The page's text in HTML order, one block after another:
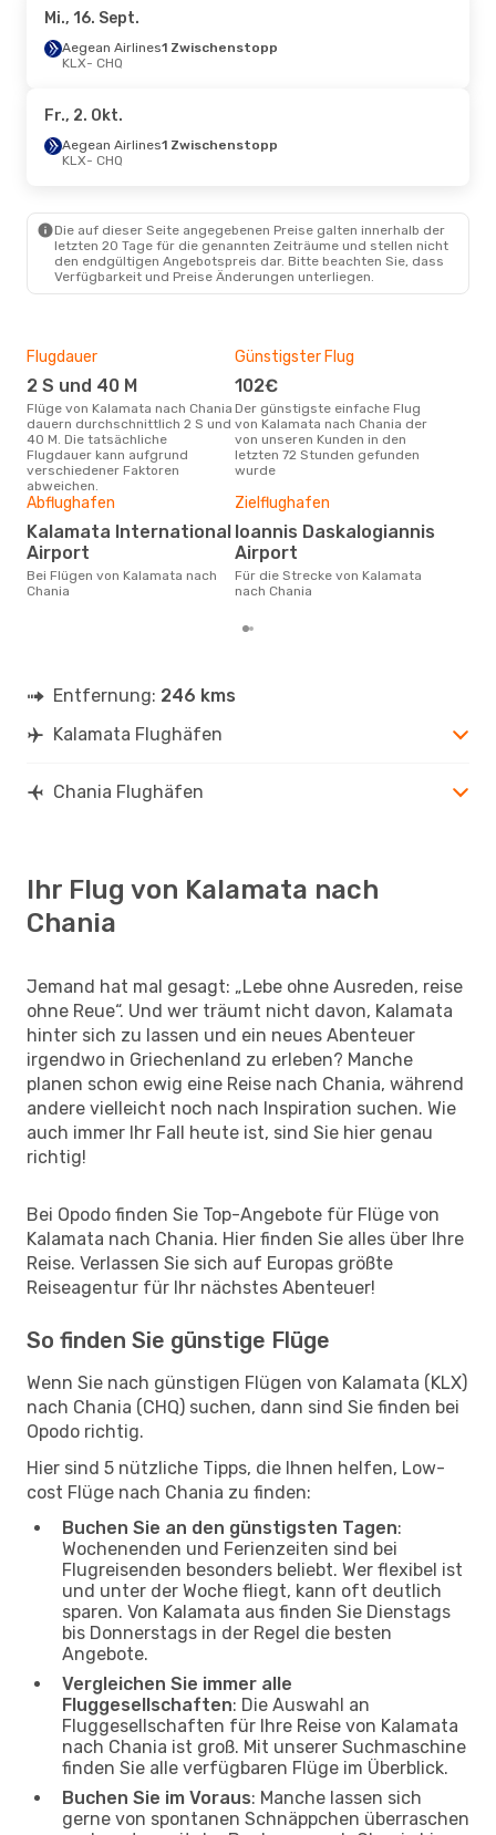
CHQ- KLX
Mi., 16. Sept.
Aegean Airlines1 Zwischenstopp
KLX- CHQ
Fr., 2. Okt.
Aegean Airlines1 Zwischenstopp
KLX- CHQ
Die auf dieser Seite angegebenen Preise galten innerhalb der
letzten 20 Tage für die genannten Zeiträume und stellen nicht
den endgültigen Angebotspreis dar. Bitte beachten Sie, dass
Verfügbarkeit und Preise Änderungen unterliegen.
Flugdauer
2 S und 40 M
Flüge von Kalamata nach Chania
dauern durchschnittlich 2 S und
40 M. Die tatsächliche
Flugdauer kann aufgrund
verschiedener Faktoren
abweichen.
Günstigster Flug
102€
Der günstigste einfache Flug
von Kalamata nach Chania der
von unseren Kunden in den
letzten 72 Stunden gefunden
wurde
Abflughafen
Kalamata International
Airport
Bei Flügen von Kalamata nach
Chania
Zielflughafen
Ioannis Daskalogiannis
Airport
Für die Strecke von Kalamata
nach Chania
Entfernung: 246 kms
Kalamata Flughäfen
Chania Flughäfen
Ihr Flug von Kalamata nach
Chania
Jemand hat mal gesagt: „Lebe ohne Ausreden, reise
ohne Reue“. Und wer träumt nicht davon, Kalamata
hinter sich zu lassen und ein neues Abenteuer
irgendwo in Griechenland zu erleben? Manche
planen schon ewig eine Reise nach Chania, während
andere vielleicht noch nach Inspiration suchen. Wie
auch immer Ihr Fall heute ist, sind Sie hier genau
richtig!
Bei Opodo finden Sie Top-Angebote für Flüge von
Kalamata nach Chania. Hier finden Sie alles über Ihre
Reise. Verlassen Sie sich auf Europas größte
Reiseagentur für Ihr nächstes Abenteuer!
So finden Sie günstige Flüge
Wenn Sie nach günstigen Flügen von Kalamata (KLX)
nach Chania (CHQ) suchen, dann sind Sie finden bei
Opodo richtig.
Hier sind 5 nützliche Tipps, die Ihnen helfen, Low-
cost Flüge nach Chania zu finden:
Buchen Sie an den günstigsten Tagen:
Wochenenden und Ferienzeiten sind bei
Flugreisenden besonders beliebt. Wer flexibel ist
und unter der Woche fliegt, kann oft deutlich
sparen. Von Kalamata aus finden Sie Dienstags
bis Donnerstags in der Regel die besten
Angebote.
Vergleichen Sie immer alle
Fluggesellschaften: Die Auswahl an
Fluggesellschaften für Ihre Reise von Kalamata
nach Chania ist groß. Mit unserer Suchmaschine
finden Sie alle verfügbaren Flüge im Überblick.
Buchen Sie im Voraus: Manche lassen sich
gerne von spontanen Schnäppchen überraschen